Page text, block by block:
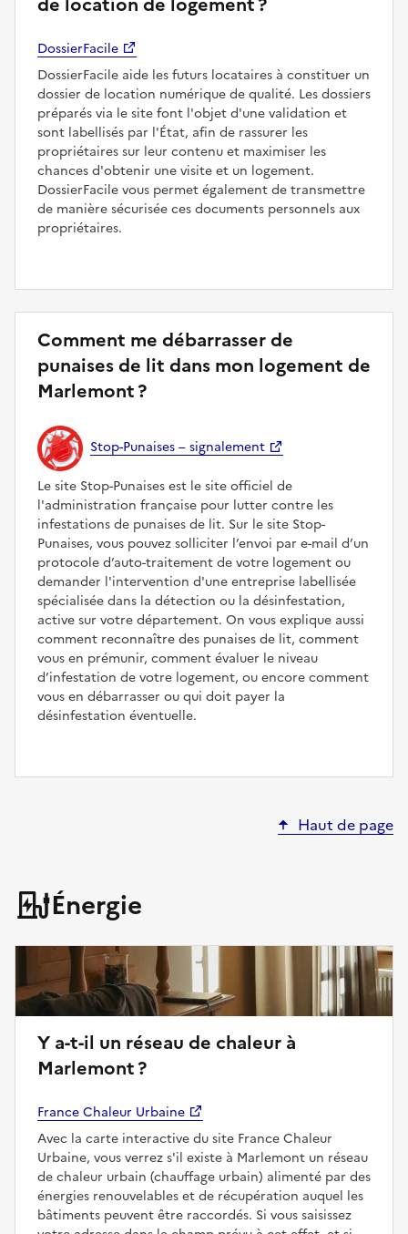
DossierFacile
DossierFacile aide les futurs locataires à constituer un
dossier de location numérique de qualité. Les dossiers
préparés via le site font l'objet d'une validation et
sont labellisés par l'État, afin de rassurer les
propriétaires sur leur contenu et maximiser les
chances d'obtenir une visite et un logement.
DossierFacile vous permet également de transmettre
de manière sécurisée ces documents personnels aux
propriétaires.
Comment me débarrasser de
punaises de lit dans mon logement de
Marlemont ?
Stop-Punaises – signalement
Le site Stop-Punaises est le site officiel de
l'administration française pour lutter contre les
infestations de punaises de lit. Sur le site Stop-
Punaises, vous pouvez solliciter l’envoi par e-mail d’un
protocole d’auto-traitement de votre logement ou
demander l'intervention d'une entreprise labellisée
spécialisée dans la détection ou la désinfestation,
active sur votre département. On vous explique aussi
comment reconnaître des punaises de lit, comment
vous en prémunir, comment évaluer le niveau
d’infestation de votre logement, ou encore comment
vous en débarrasser ou qui doit payer la
désinfestation éventuelle.
Haut de page
Énergie
Y a-t-il un réseau de chaleur à
Marlemont ?
France Chaleur Urbaine
Avec la carte interactive du site France Chaleur
Urbaine, vous verrez s'il existe à Marlemont un réseau
de chaleur urbain (chauffage urbain) alimenté par des
énergies renouvelables et de récupération auquel les
bâtiments peuvent être raccordés. Si vous saisissez